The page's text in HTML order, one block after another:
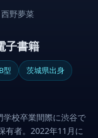
野夢菜
子書籍
B型
茨城県出身
校卒業間際に渋谷で
有者。2022年11月に